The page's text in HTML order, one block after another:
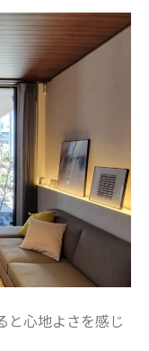
と心地よさを感じ